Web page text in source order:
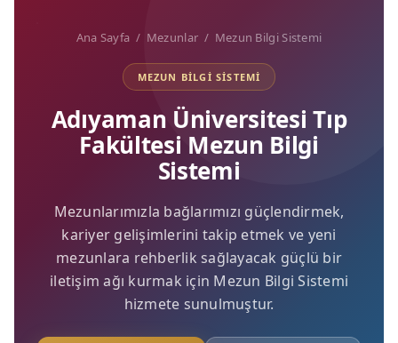
Ana Sayfa / Mezunlar / Mezun Bilgi Sistemi
MEZUN BILGI SISTEMI
Adıyaman Üniversitesi Tıp
Fakültesi Mezun Bilgi
Sistemi
Mezunlarımızla bağlarımızı güçlendirmek,
kariyer gelişimlerini takip etmek ve yeni
mezunlara rehberlik sağlayacak güçlü bir
iletişim ağı kurmak için Mezun Bilgi Sistemi
hizmete sunulmuştur.